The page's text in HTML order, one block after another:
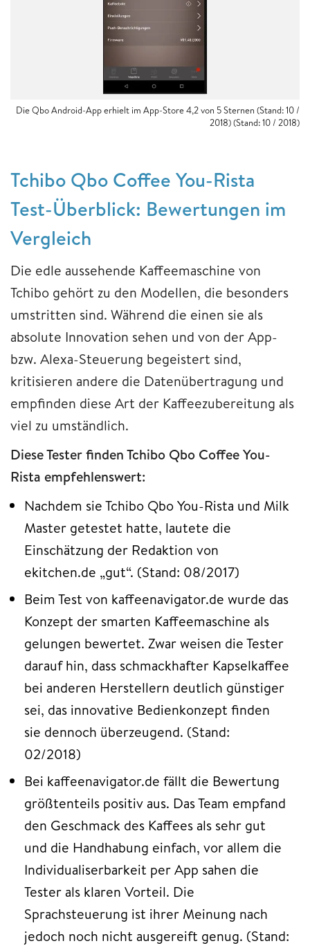
Die Qbo Android-App erhielt im App-Store 4,2 von 5 Sternen (Stand: 10 /
2018) (Stand: 10 / 2018)
Tchibo Qbo Coffee You-Rista
Test-Überblick: Bewertungen im
Vergleich
Die edle aussehende Kaffeemaschine von
Tchibo gehört zu den Modellen, die besonders
umstritten sind. Während die einen sie als
absolute Innovation sehen und von der App-
bzw. Alexa-Steuerung begeistert sind,
kritisieren andere die Datenübertragung und
empfinden diese Art der Kaffeezubereitung als
viel zu umständlich.
Diese Tester finden Tchibo Qbo Coffee You-
Rista empfehlenswert:
Nachdem sie Tchibo Qbo You-Rista und Milk
Master getestet hatte, lautete die
Einschätzung der Redaktion von
ekitchen.de „gut“. (Stand: 08/2017)
Beim Test von kaffeenavigator.de wurde das
Konzept der smarten Kaffeemaschine als
gelungen bewertet. Zwar weisen die Tester
darauf hin, dass schmackhafter Kapselkaffee
bei anderen Herstellern deutlich günstiger
sei, das innovative Bedienkonzept finden
sie dennoch überzeugend. (Stand:
02/2018)
Bei kaffeenavigator.de fällt die Bewertung
größtenteils positiv aus. Das Team empfand
den Geschmack des Kaffees als sehr gut
und die Handhabung einfach, vor allem die
Individualiserbarkeit per App sahen die
Tester als klaren Vorteil. Die
Sprachsteuerung ist ihrer Meinung nach
jedoch noch nicht ausgereift genug. (Stand: